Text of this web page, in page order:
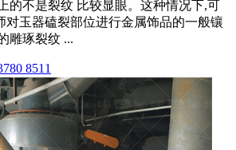
的不是裂纹 比较显眼。这种情况下,可
对玉器磕裂部位进行金属饰品的一般镶
雕琢裂纹 ...
8511